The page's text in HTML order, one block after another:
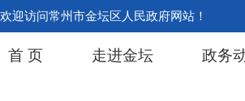
欢迎访问常州市金坛区人民政府网站！
首 页 走进金坛 政务